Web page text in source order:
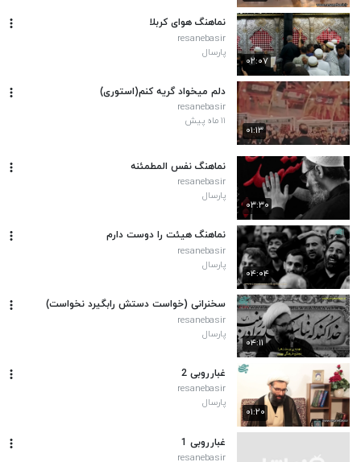
۰۲:۰۷
نماهنگ هوای کربلا
resanebasir
پارسال
۰۱:۱۳
دلم میخواد گریه کنم(استوری)
resanebasir
۱۱ ماه پیش
۰۳:۳۰
نماهنگ نفس المطمئنه
resanebasir
پارسال
۰۴:۰۴
نماهنگ هیئت را دوست دارم
resanebasir
پارسال
۰۴:۱۱
سخنرانی (خواست دستش رابگیرد نخواست)
resanebasir
پارسال
۰۱:۲۰
غبارروبی 2
resanebasir
پارسال
غبارروبی 1
resanebasir